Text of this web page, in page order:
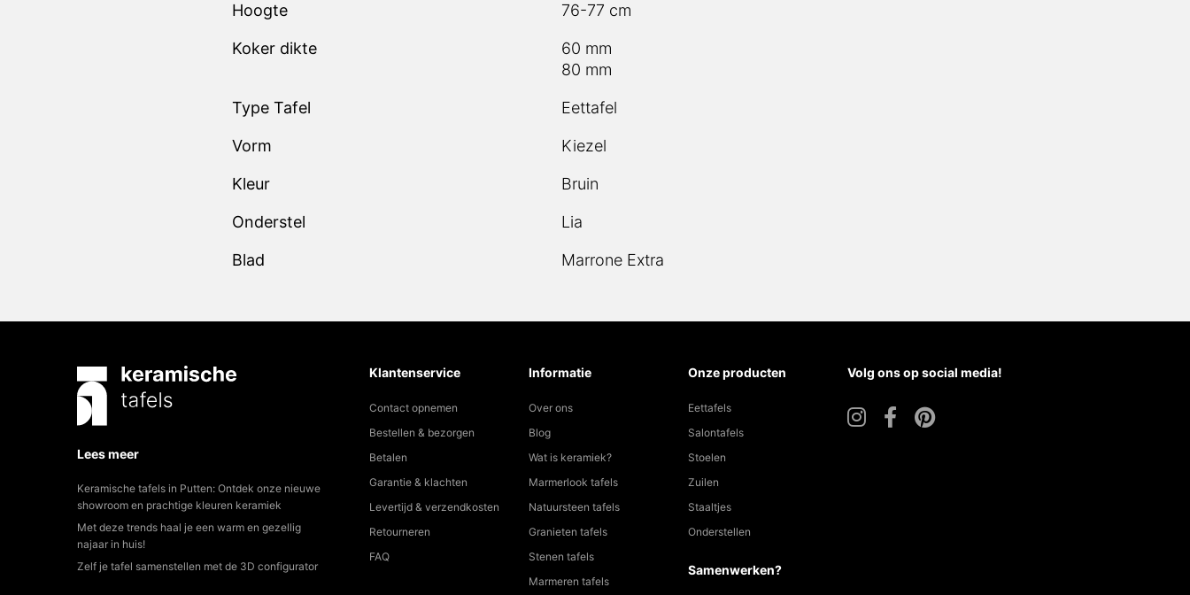
Hoogte 76-77 cm
Koker dikte
60 mm
80 mm
Type Tafel Eettafel
Vorm Kiezel
Kleur Bruin
Onderstel Lia
Blad Marrone Extra
Lees meer
Keramische tafels in Putten: Ontdek onze nieuwe
showroom en prachtige kleuren keramiek
Met deze trends haal je een warm en gezellig
najaar in huis!
Zelf je tafel samenstellen met de 3D configurator
Klantenservice
Contact opnemen
Bestellen & bezorgen
Betalen
Garantie & klachten
Levertijd & verzendkosten
Retourneren
FAQ
Informatie
Over ons
Blog
Wat is keramiek?
Marmerlook tafels
Natuursteen tafels
Granieten tafels
Stenen tafels
Marmeren tafels
Onze producten
Eettafels
Salontafels
Stoelen
Zuilen
Staaltjes
Onderstellen
Samenwerken?
Volg ons op social media!